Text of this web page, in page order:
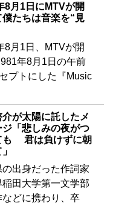
8月1日にMTVが開
僕たちは音楽を“見
8月1日、MTVが開
年8月1日の午前
プトにした『Music
介が太陽に託したメ
ジ「悲しみの夜がつ
も 君は負けずに朝
の出身だった作詞家
田大学第一文学部
どに携わり、卒